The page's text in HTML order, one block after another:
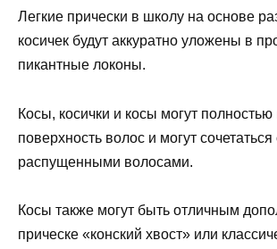
Легкие прически в школу на основе
косичек будут аккуратно уложены в
пикантные локоны.
Косы, косички и косы могут
поверхность волос и могут сочетаться
распущенными волосами.
Косы также могут быть отличным
прическе «конский хвост» или